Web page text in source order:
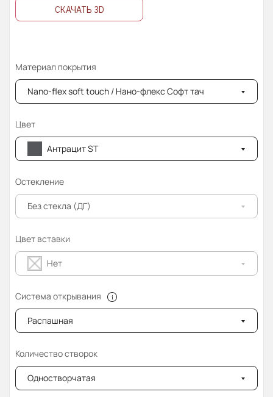
СКАЧАТЬ 3D
Материал покрытия
Nano-flex soft touch / Нано-флекс Софт тач
Цвет
Антрацит ST
Остекление
Без стекла (ДГ)
Цвет вставки
Нет
Система открывания
Распашная
Количество створок
Одностворчатая